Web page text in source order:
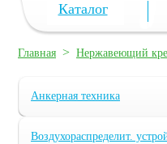
Каталог
Главная > Нержавеющий
Анкерная техника
Воздухораспределит.